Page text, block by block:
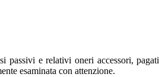
passivi e relativi oneri accessori,
esaminata con attenzione.